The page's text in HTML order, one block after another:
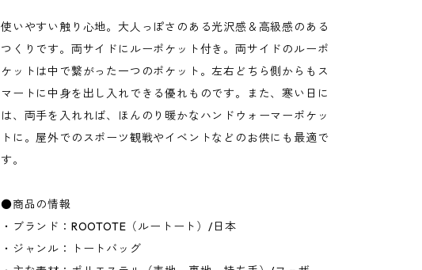
使いやすい触り心地。大人っぽさのある光沢感＆高級感のある
つくりです。両サイドにルーポケット付き。両サイドのルーポ
ケットは中で繋がった一つのポケット。左右どちら側からもス
マートに中身を出し入れできる優れものです。また、寒い日に
は、両手を入れれば、ほんのり暖かなハンドウォーマーポケッ
トに。屋外でのスポーツ観戦やイベントなどのお供にも最適で
す。
●商品の情報
・ブランド：ROOTOTE（ルートート）/日本
・ジャンル：トートバッグ